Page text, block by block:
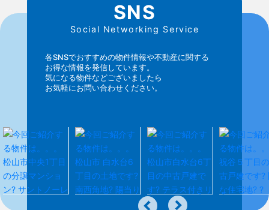
SNS
Social Networking Service
各SNSでおすすめの物件情報や不動産に関する
お得な情報を発信しています。
気になる物件などございましたら
お気軽にお問い合わせください。